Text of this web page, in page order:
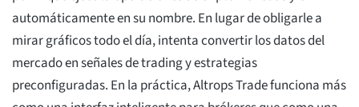
automáticamente en su nombre. En lugar de obligarle a
mirar gráficos todo el día, intenta convertir los datos del
mercado en señales de trading y estrategias
preconfiguradas. En la práctica, Altrops Trade funciona más